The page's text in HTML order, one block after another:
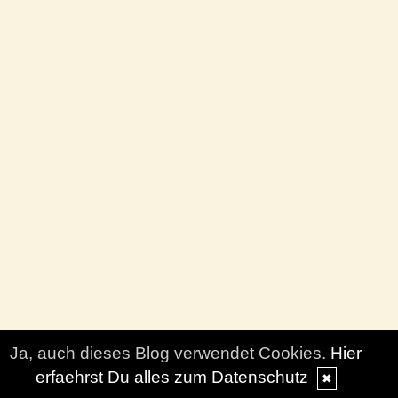
Ja, auch dieses Blog verwendet Cookies. Hier
erfaehrst Du alles zum Datenschutz
✖